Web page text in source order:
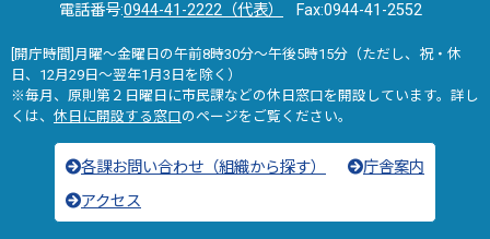
電話番号:0944-41-2222（代表） Fax:0944-41-2552
[開庁時間]月曜～金曜日の午前8時30分～午後5時15分（ただし、祝・休
日、12月29日～翌年1月3日を除く）
※毎月、原則第２日曜日に市民課などの休日窓口を開設しています。詳し
くは、 休日に開設する窓口のページをご覧ください。
各課お問い合わせ（組織から探す）
庁舎案内
アクセス